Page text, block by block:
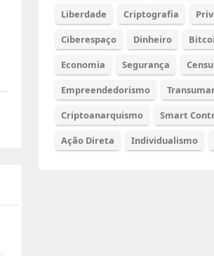
Liberdade
Criptografia
Ciberespaço
Dinheiro
Economia
Segurança
Empreendedorismo
Criptoanarquismo
Smart
Ação Direta
Individualismo